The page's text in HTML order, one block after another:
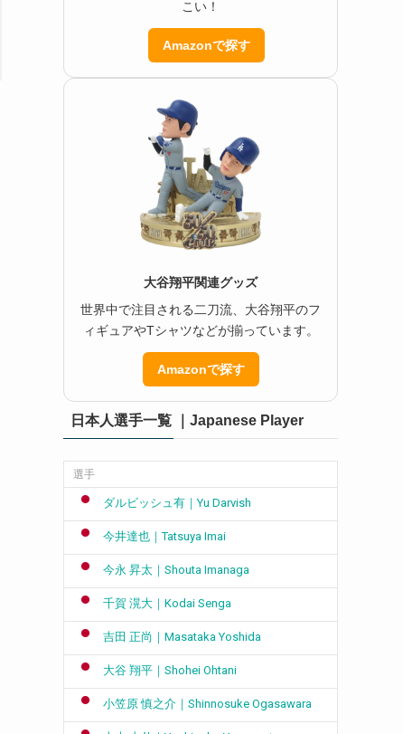
こい！
Amazonで探す
大谷翔平関連グッズ
世界中で注目される二刀流、大谷翔平のフ
ィギュアやTシャツなどが揃っています。
Amazonで探す
日本人選手一覧 ｜Japanese Player
選手
ダルビッシュ有｜Yu Darvish
今井達也｜Tatsuya Imai
今永 昇太｜Shouta Imanaga
千賀 滉大｜Kodai Senga
吉田 正尚｜Masataka Yoshida
大谷 翔平｜Shohei Ohtani
小笠原 慎之介｜Shinnosuke Ogasawara